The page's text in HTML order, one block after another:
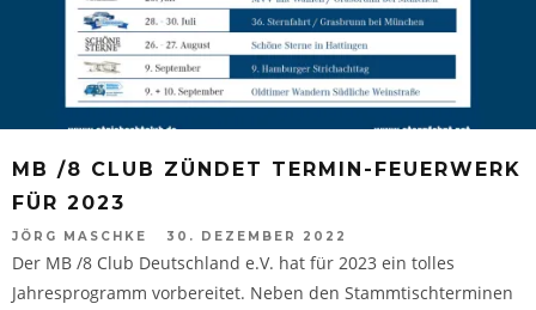
MB /8 CLUB ZÜNDET TERMIN-FEUERWERK
FÜR 2023
JÖRG MASCHKE 30. DEZEMBER 2022
Der MB /8 Club Deutschland e.V. hat für 2023 ein tolles
Jahresprogramm vorbereitet. Neben den Stammtischterminen